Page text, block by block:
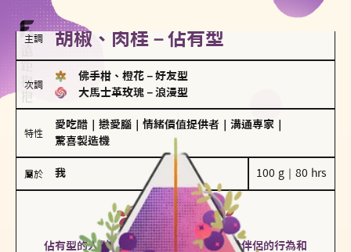
主調 胡椒、肉桂－佔有型
次調
佛手柑、橙花 － 好友型
大馬士革玫瑰 － 浪漫型
特性
愛吃醋 戀愛腦 情緒價值提供者 溝通專家
驚喜製造機
屬於 我 100 g｜80 hrs
佔有型
胡椒、肉桂
佔有型的人對愛情有強烈的保護欲，對於伴侶的行為和